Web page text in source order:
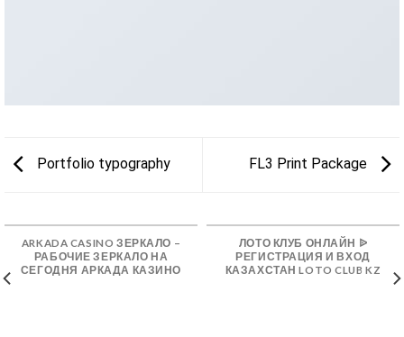
Portfolio typography FL3 Print Package
ARKADA CASINO ЗЕРКАЛО –
РАБОЧИЕ ЗЕРКАЛО НА
СЕГОДНЯ АРКАДА КАЗИНО
ЛОТО КЛУБ ОНЛАЙН ᐉ
РЕГИСТРАЦИЯ И ВХОД
КАЗАХСТАН LOTO CLUB KZ